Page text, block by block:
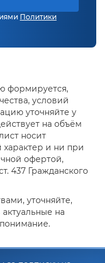
в вашем
прессовки с
с дальнейшей
11069-74 из
в отдел продаж
(495) 143-00-63.
обязательно
только в
у вас была
была
такой
Политики
формируется,
условий
уточняйте у
на объём
носит
и ни при
офертой,
437 Гражданского
уточняйте,
на